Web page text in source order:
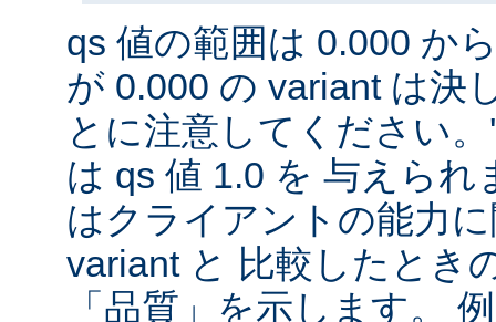
qs 値の範囲は 0.000 か
が 0.000 の variant は決
とに注意してください
は qs 値 1.0 を 与えら
はクライアントの能力
variant と 比較したとき
「品質」を示します。